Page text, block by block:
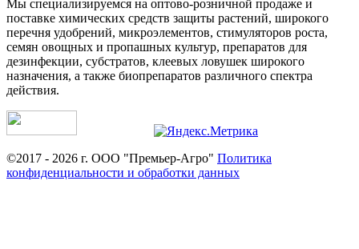
Мы специализируемся на оптово-розничной продаже и
поставке химических средств защиты растений, широкого
перечня удобрений, микроэлементов, стимуляторов роста,
семян овощных и пропашных культур, препаратов для
дезинфекции, субстратов, клеевых ловушек широкого
назначения, а также биопрепаратов различного спектра
действия.
©2017 - 2026 г. ООО "Премьер-Агро" Политика
конфиденциальности и обработки данных